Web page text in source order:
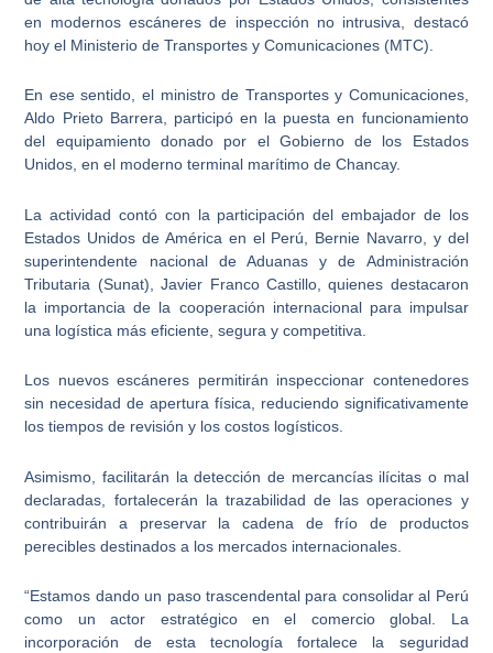
en modernos escáneres de inspección no intrusiva, destacó
hoy el Ministerio de Transportes y Comunicaciones (MTC).
En ese sentido, el ministro de Transportes y Comunicaciones,
Aldo Prieto Barrera, participó en la puesta en funcionamiento
del equipamiento donado por el Gobierno de los Estados
Unidos, en el moderno terminal marítimo de Chancay.
La actividad contó con la participación del embajador de los
Estados Unidos de América en el Perú, Bernie Navarro, y del
superintendente nacional de Aduanas y de Administración
Tributaria (Sunat), Javier Franco Castillo, quienes destacaron
la importancia de la cooperación internacional para impulsar
una logística más eficiente, segura y competitiva.
Los nuevos escáneres permitirán inspeccionar contenedores
sin necesidad de apertura física, reduciendo significativamente
los tiempos de revisión y los costos logísticos.
Asimismo, facilitarán la detección de mercancías ilícitas o mal
declaradas, fortalecerán la trazabilidad de las operaciones y
contribuirán a preservar la cadena de frío de productos
perecibles destinados a los mercados internacionales.
“Estamos dando un paso trascendental para consolidar al Perú
como un actor estratégico en el comercio global. La
incorporación de esta tecnología fortalece la seguridad